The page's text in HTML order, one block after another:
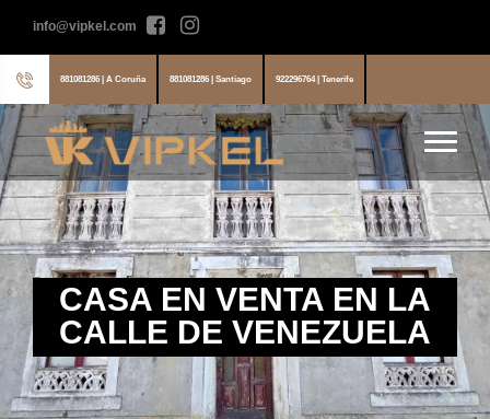
info@vipkel.com
881081286 | A Coruña 881081286 | Santiago 922296764 | Tenerife
CASA EN VENTA EN LA
CALLE DE VENEZUELA